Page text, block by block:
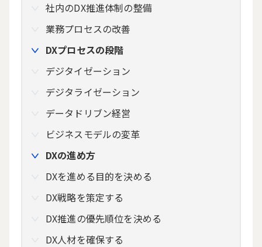
社内のDX推進体制の整備
業務プロセスの改善
DXプロセスの段階
デジタイゼーション
デジタライゼーション
データドリブン経営
ビジネスモデルの変革
DXの進め方
DXを進める目的を決める
DX戦略を策定する
DX推進の優先順位を決める
DX人材を確保する